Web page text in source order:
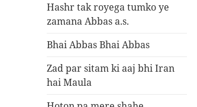
Hashr tak royega tumko ye
zamana Abbas a.s.
Bhai Abbas Bhai Abbas
Zad par sitam ki aaj bhi Iran
hai Maula